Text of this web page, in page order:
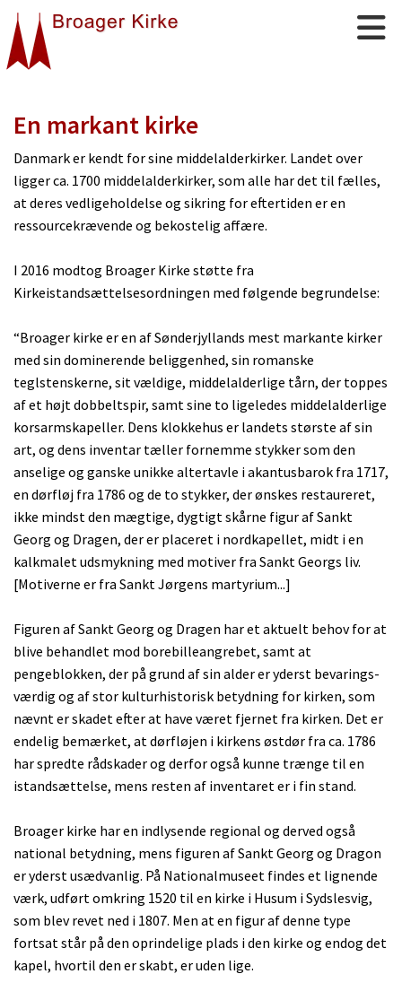
En markant kirke
Danmark er kendt for sine middelalderkirker. Landet over
ligger ca. 1700 middel­alderkirker, som alle har det til fælles,
at deres vedligeholdelse og sikring for eftertiden er en
ressourcekrævende og bekostelig affære.
I 2016 modtog Broager Kirke støtte fra
Kirkeistandsættelsesordningen med følgende begrundelse:
“Broager kirke er en af Sønderjyllands mest markante kirker
med sin dominerende beliggenhed, sin romanske
teglstenskerne, sit vældige, middelalderlige tårn, der toppes
af et højt dobbeltspir, samt sine to ligeledes middelalderlige
korsarms­kapeller. Dens klokkehus er landets største af sin
art, og dens inventar tæller for­nemme stykker som den
anselige og ganske unikke altertavle i akantusbarok fra 1717,
en dørfløj fra 1786 og de to stykker, der ønskes restaureret,
ikke mindst den mægtige, dygtigt skårne figur af Sankt
Georg og Dragen, der er placeret i nord­kapellet, midt i en
kalkmalet udsmykning med motiver fra Sankt Georgs liv.
[Motiverne er fra Sankt Jørgens martyrium...]
Figuren af Sankt Georg og Dragen har et aktuelt behov for at
blive behandlet mod borebilleangrebet, samt at
pengeblokken, der på grund af sin alder er yderst bevarings­
værdig og af stor kulturhistorisk betydning for kirken, som
nævnt er skadet efter at have været fjernet fra kirken. Det er
endelig bemærket, at dørfløjen i kirkens østdør fra ca. 1786
har spredte rådskader og derfor også kunne trænge til en
istandsættelse, mens resten af inventaret er i fin stand.
Broager kirke har en indlysende regional og derved også
national betydning, mens figuren af Sankt Georg og Dragon
er yderst usædvanlig. På Nationalmuseet findes et lignende
værk, udført omkring 1520 til en kirke i Husum i Sydslesvig,
som blev revet ned i 1807. Men at en figur af denne type
fortsat står på den oprindelige plads i den kirke og endog det
kapel, hvortil den er skabt, er uden lige.